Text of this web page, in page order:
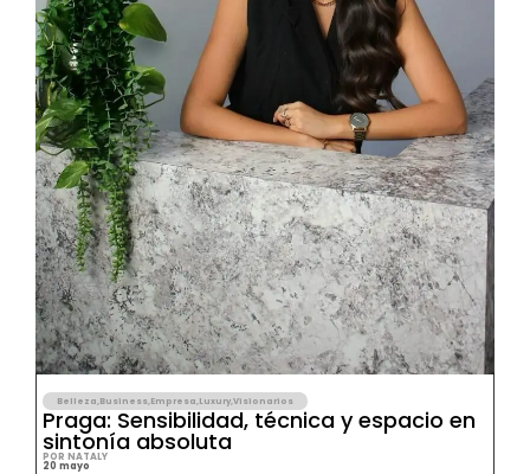
Belleza,Business,Empresa,Luxury,Visionarios
Praga: Sensibilidad, técnica y espacio en
sintonía absoluta
POR NATALY
20 mayo